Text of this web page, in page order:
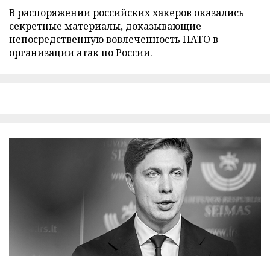
В распоряжении российских хакеров оказались
секретные материалы, доказывающие
непосредственную вовлеченность НАТО в
организации атак по России.